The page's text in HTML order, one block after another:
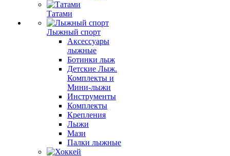
Татами
Лыжный спорт
Аксессуары
лыжные
Ботинки лыж
Детские Лыж.
Комплекты и
Мини-лыжи
Инструменты
Комплекты
Крепления
Лыжи
Мази
Палки лыжные